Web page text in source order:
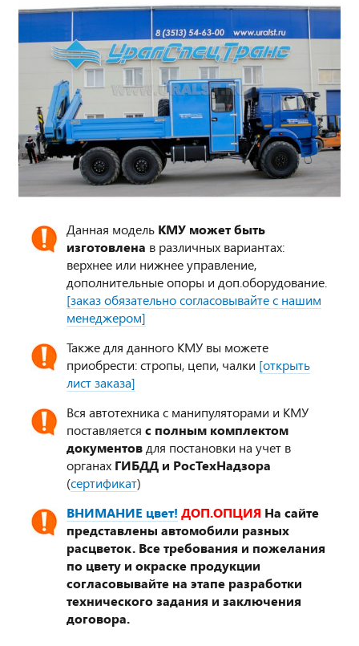
Данная модель КМУ может быть
изготовлена в различных вариантах:
верхнее или нижнее управление,
дополнительные опоры и доп.оборудование.
[заказ обязательно согласовывайте с нашим
менеджером]
Также для данного КМУ вы можете
приобрести: стропы, цепи, чалки [открыть
лист заказа]
Вся автотехника с манипуляторами и КМУ
поставляется с полным комплектом
документов для постановки на учет в
органах ГИБДД и РосТехНадзора
(сертификат)
ВНИМАНИЕ цвет! ДОП.ОПЦИЯ На сайте
представлены автомобили разных
расцветок. Все требования и пожелания
по цвету и окраске продукции
согласовывайте на этапе разработки
технического задания и заключения
договора.